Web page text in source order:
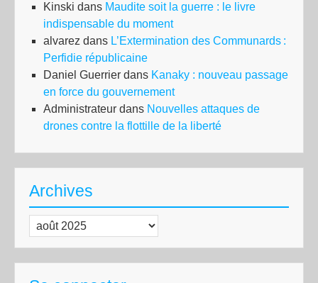
Kinski dans Maudite soit la guerre : le livre
indispensable du moment
alvarez dans L’Extermination des Communards :
Perfidie républicaine
Daniel Guerrier dans Kanaky : nouveau passage
en force du gouvernement
Administrateur dans Nouvelles attaques de
drones contre la flottille de la liberté
Archives
Archives